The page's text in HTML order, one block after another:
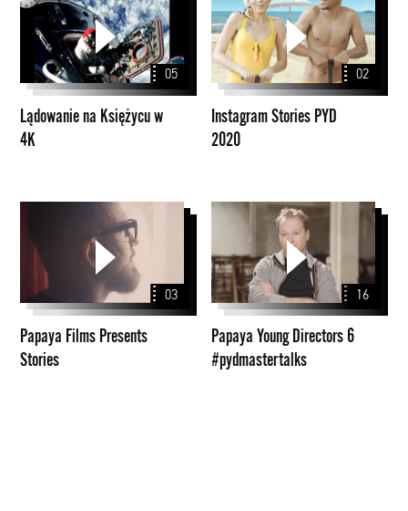
na
Księżycu
05
Lądowanie na Księżycu w
4K
Stories
PYD
2020
02
Instagram Stories PYD
2020
Presents
Stories
03
Papaya Films Presents
Stories
Papaya
Directors
6
#pydmastertalks
16
Papaya Young Directors 6
#pydmastertalks